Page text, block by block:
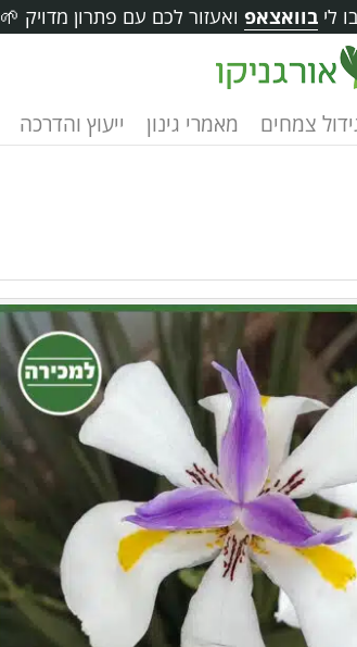
לי בוואצאפ ואעזור לכם עם פתרון מדויק 🌱
צמחים מאמרי גינון ייעוץ והדרכה